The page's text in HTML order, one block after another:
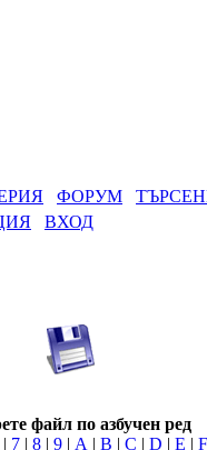
ФОРУМ
ВХОД
файл по азбучен ред
| 7 | 8 | 9 | A | B | C | D | E | F